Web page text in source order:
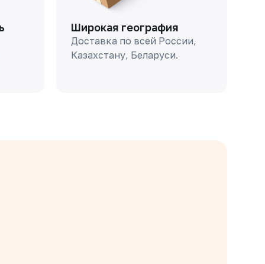
Широкая география
Доставка по всей России,
Казахстану, Беларуси.